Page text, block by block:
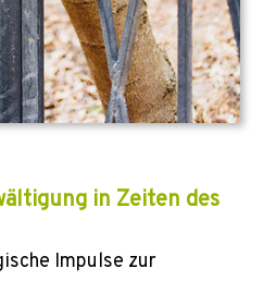
in Zeiten des
Impulse zur